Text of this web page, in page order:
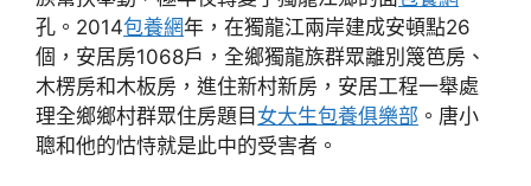
孔。2014包養網年，在獨龍江兩岸建成安頓點26
個，安居房1068戶，全鄉獨龍族群眾離別篾笆房、
木楞房和木板房，進住新村新房，安居工程一舉處
理全鄉鄉村群眾住房題目 女大生包養俱樂部 。唐小
聰和他的怙恃就是此中的受害者。